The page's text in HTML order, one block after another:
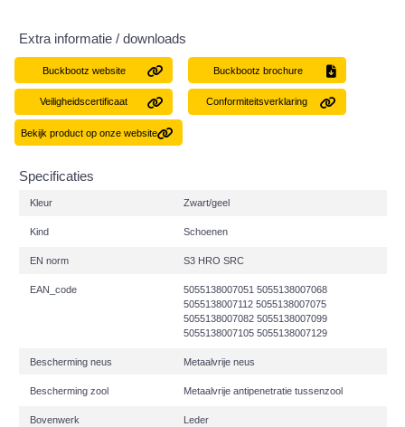
Extra informatie / downloads
Buckbootz website Buckbootz brochure
Veiligheidscertificaat Conformiteitsverklaring
Bekijk product op onze website
Specificaties
Kleur Zwart/geel
Kind Schoenen
EN norm S3 HRO SRC
EAN_code
5055138007051 5055138007068
5055138007112 5055138007075
5055138007082 5055138007099
5055138007105 5055138007129
Bescherming neus Metaalvrije neus
Bescherming zool Metaalvrije antipenetratie tussenzool
Bovenwerk Leder